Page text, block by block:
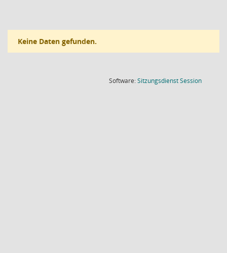
Keine Daten gefunden.
Software:SitzungsdienstSession(Wird in